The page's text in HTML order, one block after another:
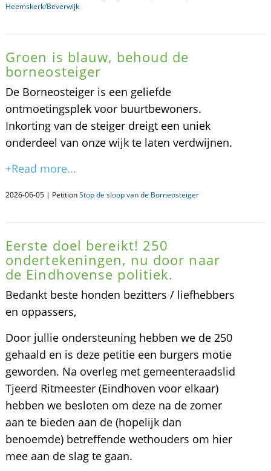
Heemskerk/Beverwijk
Groen is blauw, behoud de
borneosteiger
De Borneosteiger is een geliefde
ontmoetingsplek voor buurtbewoners.
Inkorting van de steiger dreigt een uniek
onderdeel van onze wijk te laten verdwijnen.
+Read more...
2026-06-05 | PetitionStop de sloop van de Borneosteiger
Eerste doel bereikt! 250
ondertekeningen, nu door naar
de Eindhovense politiek.
Bedankt beste honden bezitters / liefhebbers
en oppassers,
Door jullie ondersteuning hebben we de 250
gehaald en is deze petitie een burgers motie
geworden. Na overleg met gemeenteraadslid
Tjeerd Ritmeester (Eindhoven voor elkaar)
hebben we besloten om deze na de zomer
aan te bieden aan de (hopelijk dan
benoemde) betreffende wethouders om hier
mee aan de slag te gaan.